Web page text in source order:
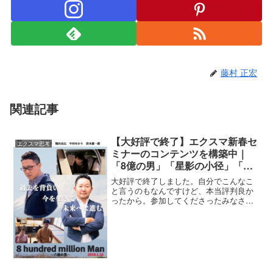
藤村 正宏
関連記事
エクスマ思考
【大好評で終了】エクスマ新春セ
ミナーのコンテンツを構築中｜
「8億の男」「星影の小径」「落
語芝居」
大好評で終了しました。自分でこんなこ
と言うのもなんですけど、本当評判良か
ったから。参加してくださったみなさ